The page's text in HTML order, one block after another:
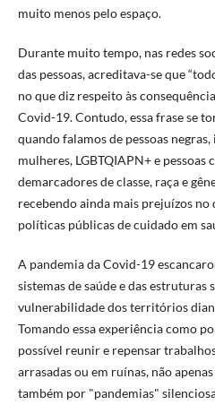
muito menos pelo espaço.
Durante muito tempo, nas redes
das pessoas, acreditava-se que
no que diz respeito às
Covid-19. Contudo, essa frase se
quando falamos de pessoas
mulheres, LGBTQIAPN+ e pessoas
demarcadores de classe, raça e
recebendo ainda mais prejuízos no
políticas públicas de cuidado em
A pandemia da Covid-19
sistemas de saúde e das estruturas
vulnerabilidade dos territórios
Tomando essa experiência como
possível reunir e repensar
arrasadas ou em ruínas, não
também por "pandemias"